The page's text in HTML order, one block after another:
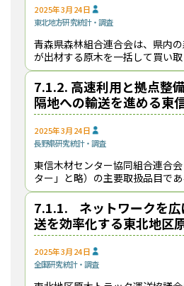
原木・製品輸送の発展に向
て】
2025年3月24日
東北地方研究統計・調査
青森県森林組合連合会は、県内
が出材する原木を一括して買い
場等に販売する仕組みを構築し
量は約60万m³に達しており、販
7.1.2. 高速利用と拠点整
隔地への輸送を進める東
センター・泉翔
2025年3月24日
長野県研究統計・調査
東信木材センター協同組合連合
ター」と略）の主要取扱品目で
地の合板・LVLメーカーに出荷
である 。「物流の2024年問題」
7.1.1. ネットワークを広
送を効率化する東北地区
ラック運送協議会
2025年3月24日
全国研究統計・調査